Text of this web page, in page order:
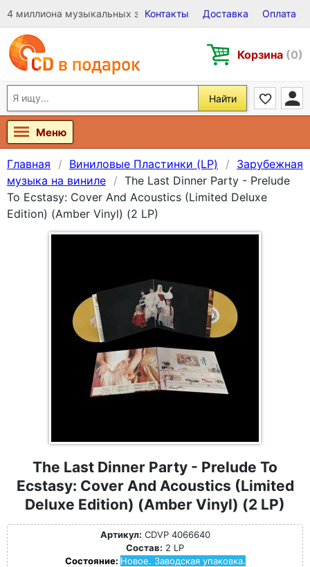
4 миллиона музыкальных записей на Виниле, CD и DVD
Контакты Доставка Оплата
Корзина (0)
Найти
Меню
Главная Виниловые Пластинки (LP)
Зарубежная
музыка на виниле
The Last Dinner Party - Prelude
To Ecstasy: Cover And Acoustics (Limited Deluxe
Edition) (Amber Vinyl) (2 LP)
The Last Dinner Party - Prelude To
Ecstasy: Cover And Acoustics (Limited
Deluxe Edition) (Amber Vinyl) (2 LP)
Артикул: CDVP 4066640
Состав: 2 LP
Состояние: Новое. Заводская упаковка.